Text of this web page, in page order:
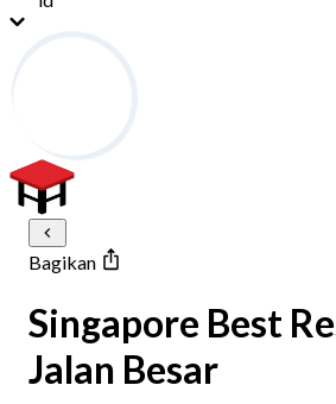
Bagikan
Singapore Best
Jalan Besar